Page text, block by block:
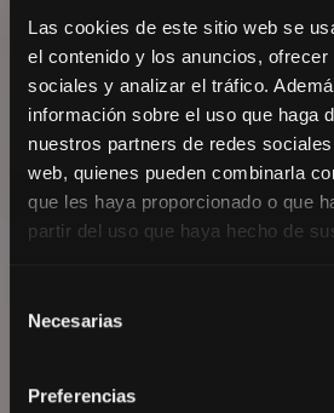
Las cookies de este sitio web se
el contenido y los anuncios, ofrecer
sociales y analizar el tráfico.
información sobre el uso que haga
nuestros partners de redes
web, quienes pueden combinarla
que les haya proporcionado o que
partir del uso que haya hecho de
Necesarias
Preferencias
Double